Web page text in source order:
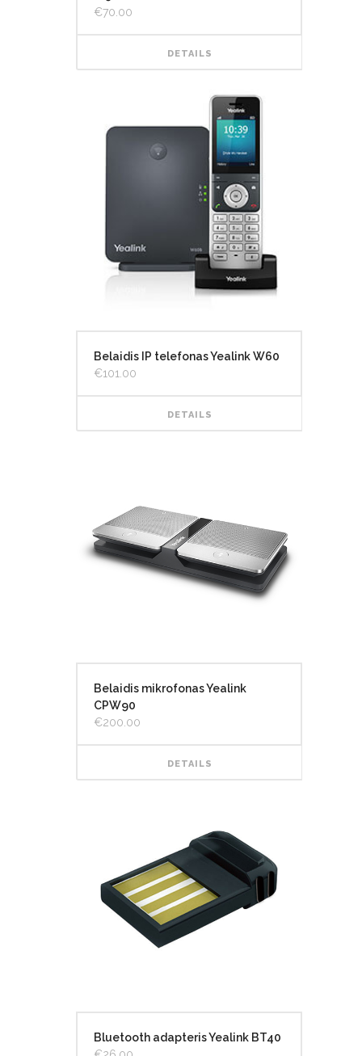
€70.00
DETAILS
Belaidis IP telefonas Yealink W60
€101.00
DETAILS
Belaidis mikrofonas Yealink
CPW90
€200.00
DETAILS
Bluetooth adapteris Yealink BT40